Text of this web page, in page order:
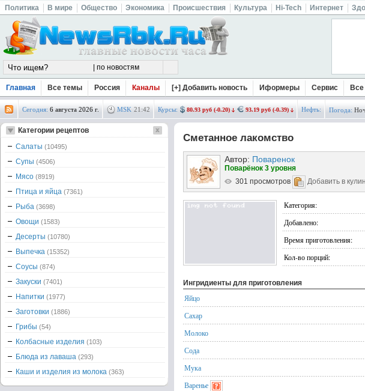
Политика В мире Общество Экономика Происшествия Культура Hi-Tech Интернет
Главная Все темы Россия Каналы [+] Добавить новость Иформеры Сервис
Сегодня: 6 августа 2026 г. MSK 21 :42 Курсы: 80.93 руб (-0.20) 93.19 руб (-0.39) Нефть: Погода:
Сметанное лакомство
Автор: Поваренок
Поварёнок 3 уровня
301 просмотров
Добавить в
Категория:
Добавлено:
Время приготовления:
Кол-во порций:
Ингридиенты для приготовления
Яйцо
Сахар
Молоко
Сода
Мука
Варенье
Категории рецептов
Салаты (10495)
Супы (4506)
Мясо (8919)
Птица и яйца (7361)
Рыба (3698)
Овощи (1583)
Десерты (10780)
Выпечка (15352)
Соусы (874)
Закуски (7401)
Напитки (1977)
Заготовки (1886)
Грибы (54)
Колбасные изделия (103)
Блюда из лаваша (293)
Каши и изделия из молока (363)